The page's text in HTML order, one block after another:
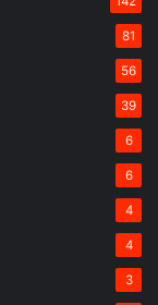
81
56
39
6
6
4
4
3